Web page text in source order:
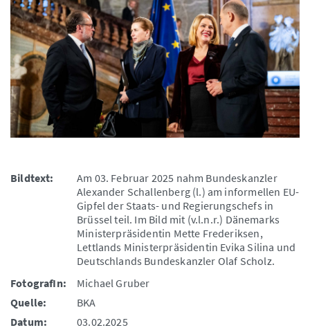
Bildtext:
Am 03. Februar 2025 nahm Bundeskanzler
Alexander Schallenberg (l.) am informellen EU-
Gipfel der Staats- und Regierungschefs in
Brüssel teil. Im Bild mit (v.l.n.r.) Dänemarks
Ministerpräsidentin Mette Frederiksen,
Lettlands Ministerpräsidentin Evika Silina und
Deutschlands Bundeskanzler Olaf Scholz.
FotografIn:
Michael Gruber
Quelle:
BKA
Datum:
03.02.2025